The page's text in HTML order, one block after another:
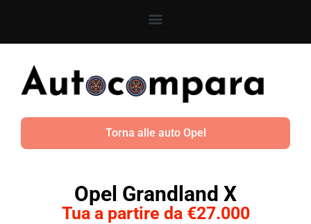
Torna alle auto Opel
Opel Grandland X
Tua a partire da €27.000